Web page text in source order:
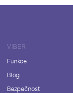
VIBER
Funkce
Blog
Bezpečnost